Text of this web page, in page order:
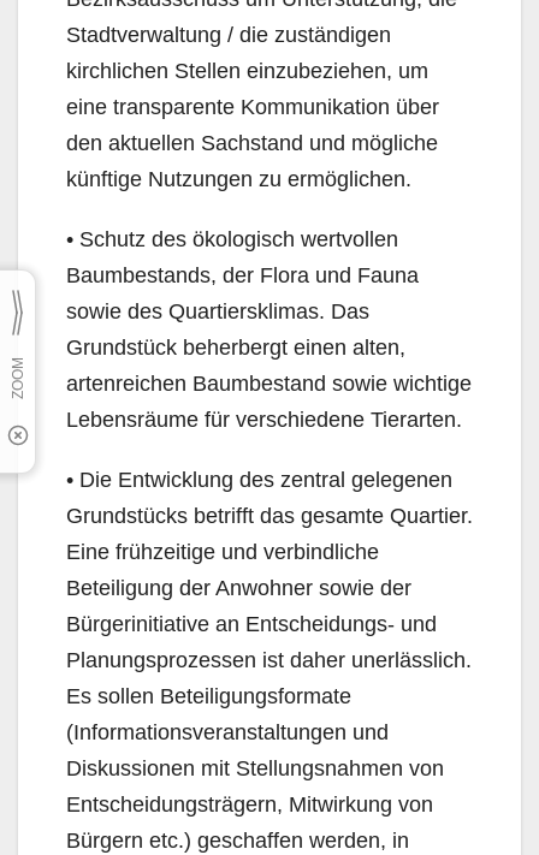
Stadtverwaltung / die zuständigen
kirchlichen Stellen einzubeziehen, um
eine transparente Kommunikation über
den aktuellen Sachstand und mögliche
künftige Nutzungen zu ermöglichen.
• Schutz des ökologisch wertvollen
Baumbestands, der Flora und Fauna
sowie des Quartiersklimas. Das
Grundstück beherbergt einen alten,
artenreichen Baumbestand sowie wichtige
Lebensräume für verschiedene Tierarten.
• Die Entwicklung des zentral gelegenen
Grundstücks betrifft das gesamte Quartier.
Eine frühzeitige und verbindliche
Beteiligung der Anwohner sowie der
Bürgerinitiative an Entscheidungs- und
Planungsprozessen ist daher unerlässlich.
Es sollen Beteiligungsformate
(Informationsveranstaltungen und
Diskussionen mit Stellungsnahmen von
Entscheidungsträgern, Mitwirkung von
Bürgern etc.) geschaffen werden, in